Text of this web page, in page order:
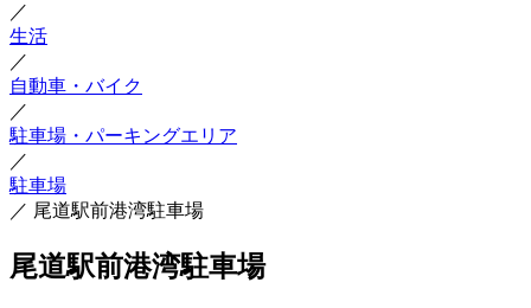
／
生活
／
自動車・バイク
／
駐車場・パーキングエリア
／
駐車場
／ 尾道駅前港湾駐車場
尾道駅前港湾駐車場